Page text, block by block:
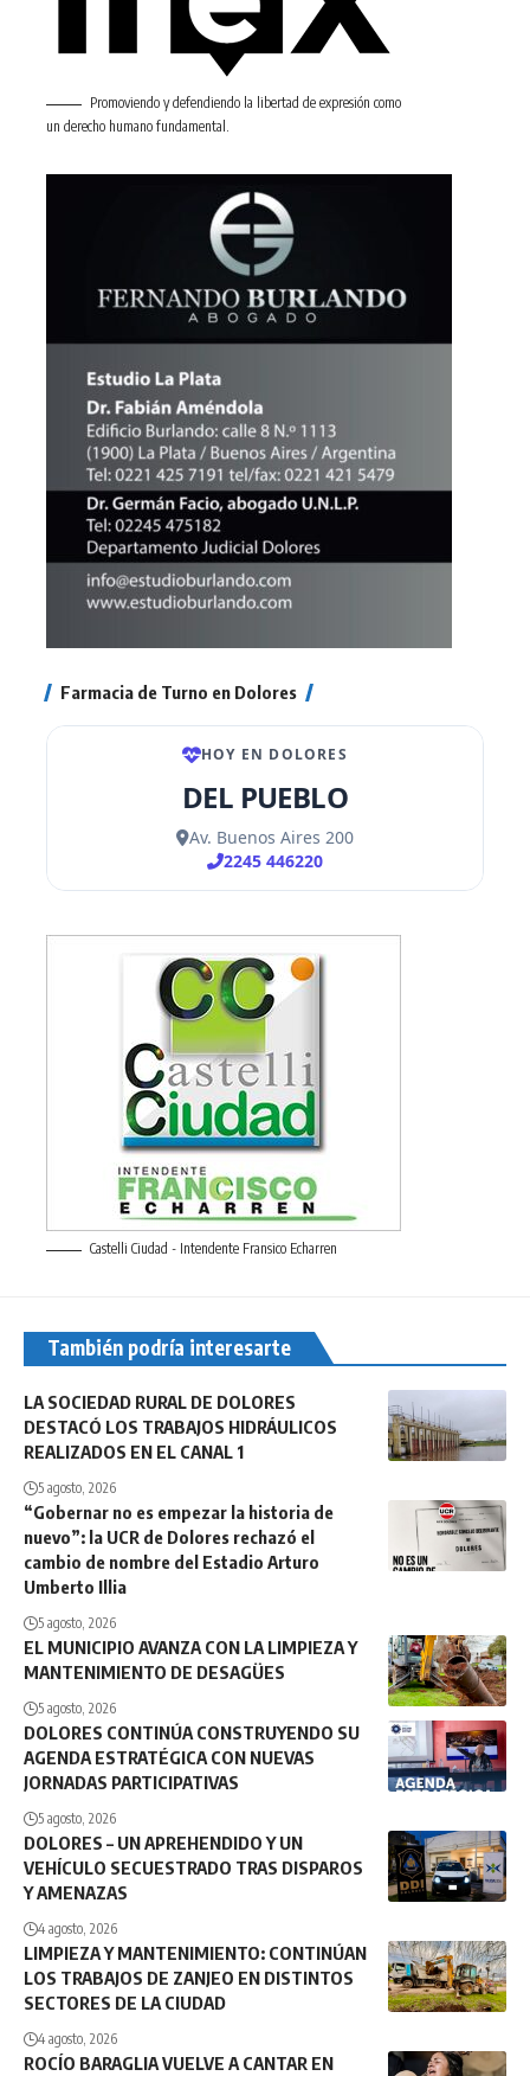
Promoviendo y defendiendo la libertad de expresión como
un derecho humano fundamental.
Farmacia de Turno en Dolores
Castelli Ciudad - Intendente Fransico Echarren
También podría interesarte
LA SOCIEDAD RURAL DE DOLORES
DESTACÓ LOS TRABAJOS HIDRÁULICOS
REALIZADOS EN EL CANAL 1
5 agosto, 2026
“Gobernar no es empezar la historia de
nuevo”: la UCR de Dolores rechazó el
cambio de nombre del Estadio Arturo
Umberto Illia
5 agosto, 2026
EL MUNICIPIO AVANZA CON LA LIMPIEZA Y
MANTENIMIENTO DE DESAGÜES
5 agosto, 2026
DOLORES CONTINÚA CONSTRUYENDO SU
AGENDA ESTRATÉGICA CON NUEVAS
JORNADAS PARTICIPATIVAS
5 agosto, 2026
DOLORES – UN APREHENDIDO Y UN
VEHÍCULO SECUESTRADO TRAS DISPAROS
Y AMENAZAS
4 agosto, 2026
LIMPIEZA Y MANTENIMIENTO: CONTINÚAN
LOS TRABAJOS DE ZANJEO EN DISTINTOS
SECTORES DE LA CIUDAD
4 agosto, 2026
ROCÍO BARAGLIA VUELVE A CANTAR EN